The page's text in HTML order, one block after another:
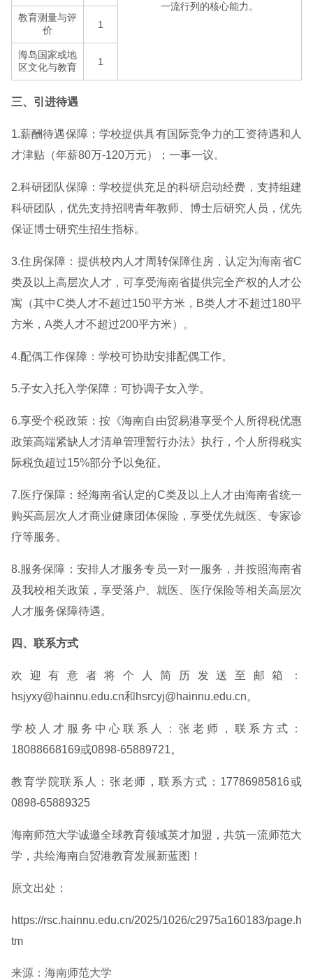
一流行列的核心能力。
教育测量与评
价
1
海岛国家或地
区文化与教育
1
三、引进待遇
1.薪酬待遇保障：学校提供具有国际竞争力的工资待遇和人
才津贴（年薪80万-120万元）；一事一议。
2.科研团队保障：学校提供充足的科研启动经费，支持组建
科研团队，优先支持招聘青年教师、博士后研究人员，优先
保证博士研究生招生指标。
3.住房保障：提供校内人才周转保障住房，认定为海南省C
类及以上高层次人才，可享受海南省提供完全产权的人才公
寓（其中C类人才不超过150平方米，B类人才不超过180平
方米，A类人才不超过200平方米）。
4.配偶工作保障：学校可协助安排配偶工作。
5.子女入托入学保障：可协调子女入学。
6.享受个税政策：按《海南自由贸易港享受个人所得税优惠
政策高端紧缺人才清单管理暂行办法》执行，个人所得税实
际税负超过15%部分予以免征。
7.医疗保障：经海南省认定的C类及以上人才由海南省统一
购买高层次人才商业健康团体保险，享受优先就医、专家诊
疗等服务。
8.服务保障：安排人才服务专员一对一服务，并按照海南省
及我校相关政策，享受落户、就医、医疗保险等相关高层次
人才服务保障待遇。
四、联系方式
欢迎有意者将个人简历发送至邮箱：
hsjyxy@hainnu.edu.cn和hsrcyj@hainnu.edu.cn。
学校人才服务中心联系人：张老师，联系方式：
18088668169或0898-65889721。
教育学院联系人：张老师，联系方式：17786985816或
0898-65889325
海南师范大学诚邀全球教育领域英才加盟，共筑一流师范大
学，共绘海南自贸港教育发展新蓝图！
原文出处：
https://rsc.hainnu.edu.cn/2025/1026/c2975a160183/page.h
tm
来源：海南师范大学